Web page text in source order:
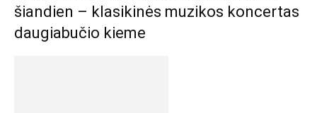
šiandien – klasikinės muzikos koncertas
daugiabučio kieme